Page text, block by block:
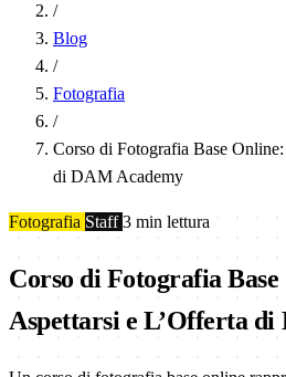
/
Blog
/
Fotografia
/
Corso di Fotografia Base
di DAM Academy
Fotografia Staff3 min lettura
Corso di Fotografia
Aspettarsi e L’Offerta